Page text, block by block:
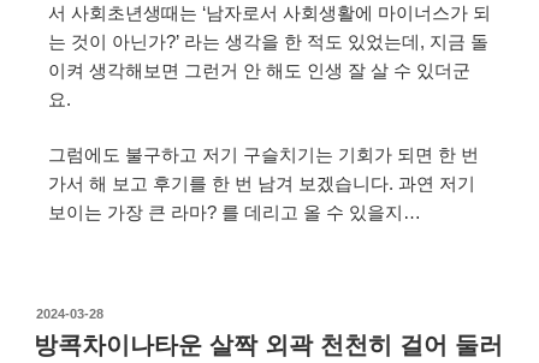
서 사회초년생때는 ‘남자로서 사회생활에 마이너스가 되
는 것이 아닌가?’ 라는 생각을 한 적도 있었는데, 지금 돌
이켜 생각해보면 그런거 안 해도 인생 잘 살 수 있더군
요.
그럼에도 불구하고 저기 구슬치기는 기회가 되면 한 번
가서 해 보고 후기를 한 번 남겨 보겠습니다. 과연 저기
보이는 가장 큰 라마? 를 데리고 올 수 있을지…
2024-03-28
방콕차이나타운 살짝 외곽 천천히 걸어 둘러